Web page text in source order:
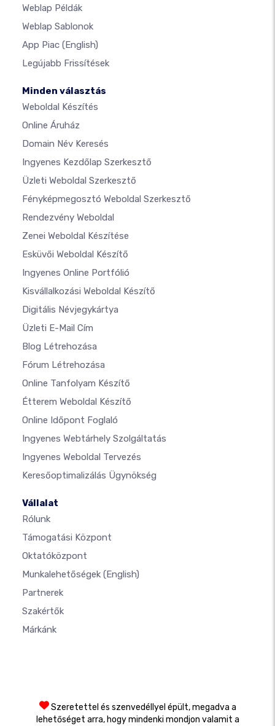
Weblap Példák
Weblap Sablonok
App Piac (English)
Legújabb Frissítések
Minden választás
Weboldal Készítés
Online Áruház
Domain Név Keresés
Ingyenes Kezdőlap Szerkesztő
Üzleti Weboldal Szerkesztő
Fényképmegosztó Weboldal Szerkesztő
Rendezvény Weboldal
Zenei Weboldal Készítése
Esküvői Weboldal Készítő
Ingyenes Online Portfólió
Kisvállalkozási Weboldal Készítő
Digitális Névjegykártya
Üzleti E-Mail Cím
Blog Létrehozása
Fórum Létrehozása
Online Tanfolyam Készítő
Étterem Weboldal Készítő
Online Időpont Foglaló
Ingyenes Webtárhely Szolgáltatás
Ingyenes Weboldal Tervezés
Keresőoptimalizálás Ügynökség
Vállalat
Rólunk
Támogatási Központ
Oktatóközpont
Munkalehetőségek (English)
Partnerek
Szakértők
Márkánk
Szeretettel és szenvedéllyel épült, megadva a
lehetőséget arra, hogy mindenki mondjon valamit a